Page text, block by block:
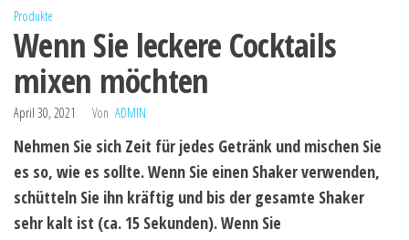
Produkte
Wenn Sie leckere Cocktails
mixen möchten
April 30, 2021 Von ADMIN
Nehmen Sie sich Zeit für jedes Getränk und mischen Sie
es so, wie es sollte. Wenn Sie einen Shaker verwenden,
schütteln Sie ihn kräftig und bis der gesamte Shaker
sehr kalt ist (ca. 15 Sekunden). Wenn Sie